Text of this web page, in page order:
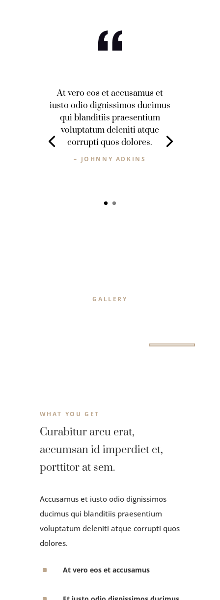
At vero eos et accusamus et
iusto odio dignissimos ducimus
qui blanditiis praesentium
voluptatum deleniti atque
corrupti quos dolores.
– JOHNNY ADKINS
GALLERY
WHAT YOU GET
Curabitur arcu erat,
accumsan id imperdiet et,
porttitor at sem.
Accusamus et iusto odio dignissimos
ducimus qui blanditiis praesentium
voluptatum deleniti atque corrupti quos
dolores.
^ At vero eos et accusamus